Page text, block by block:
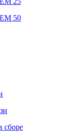
50
сборе